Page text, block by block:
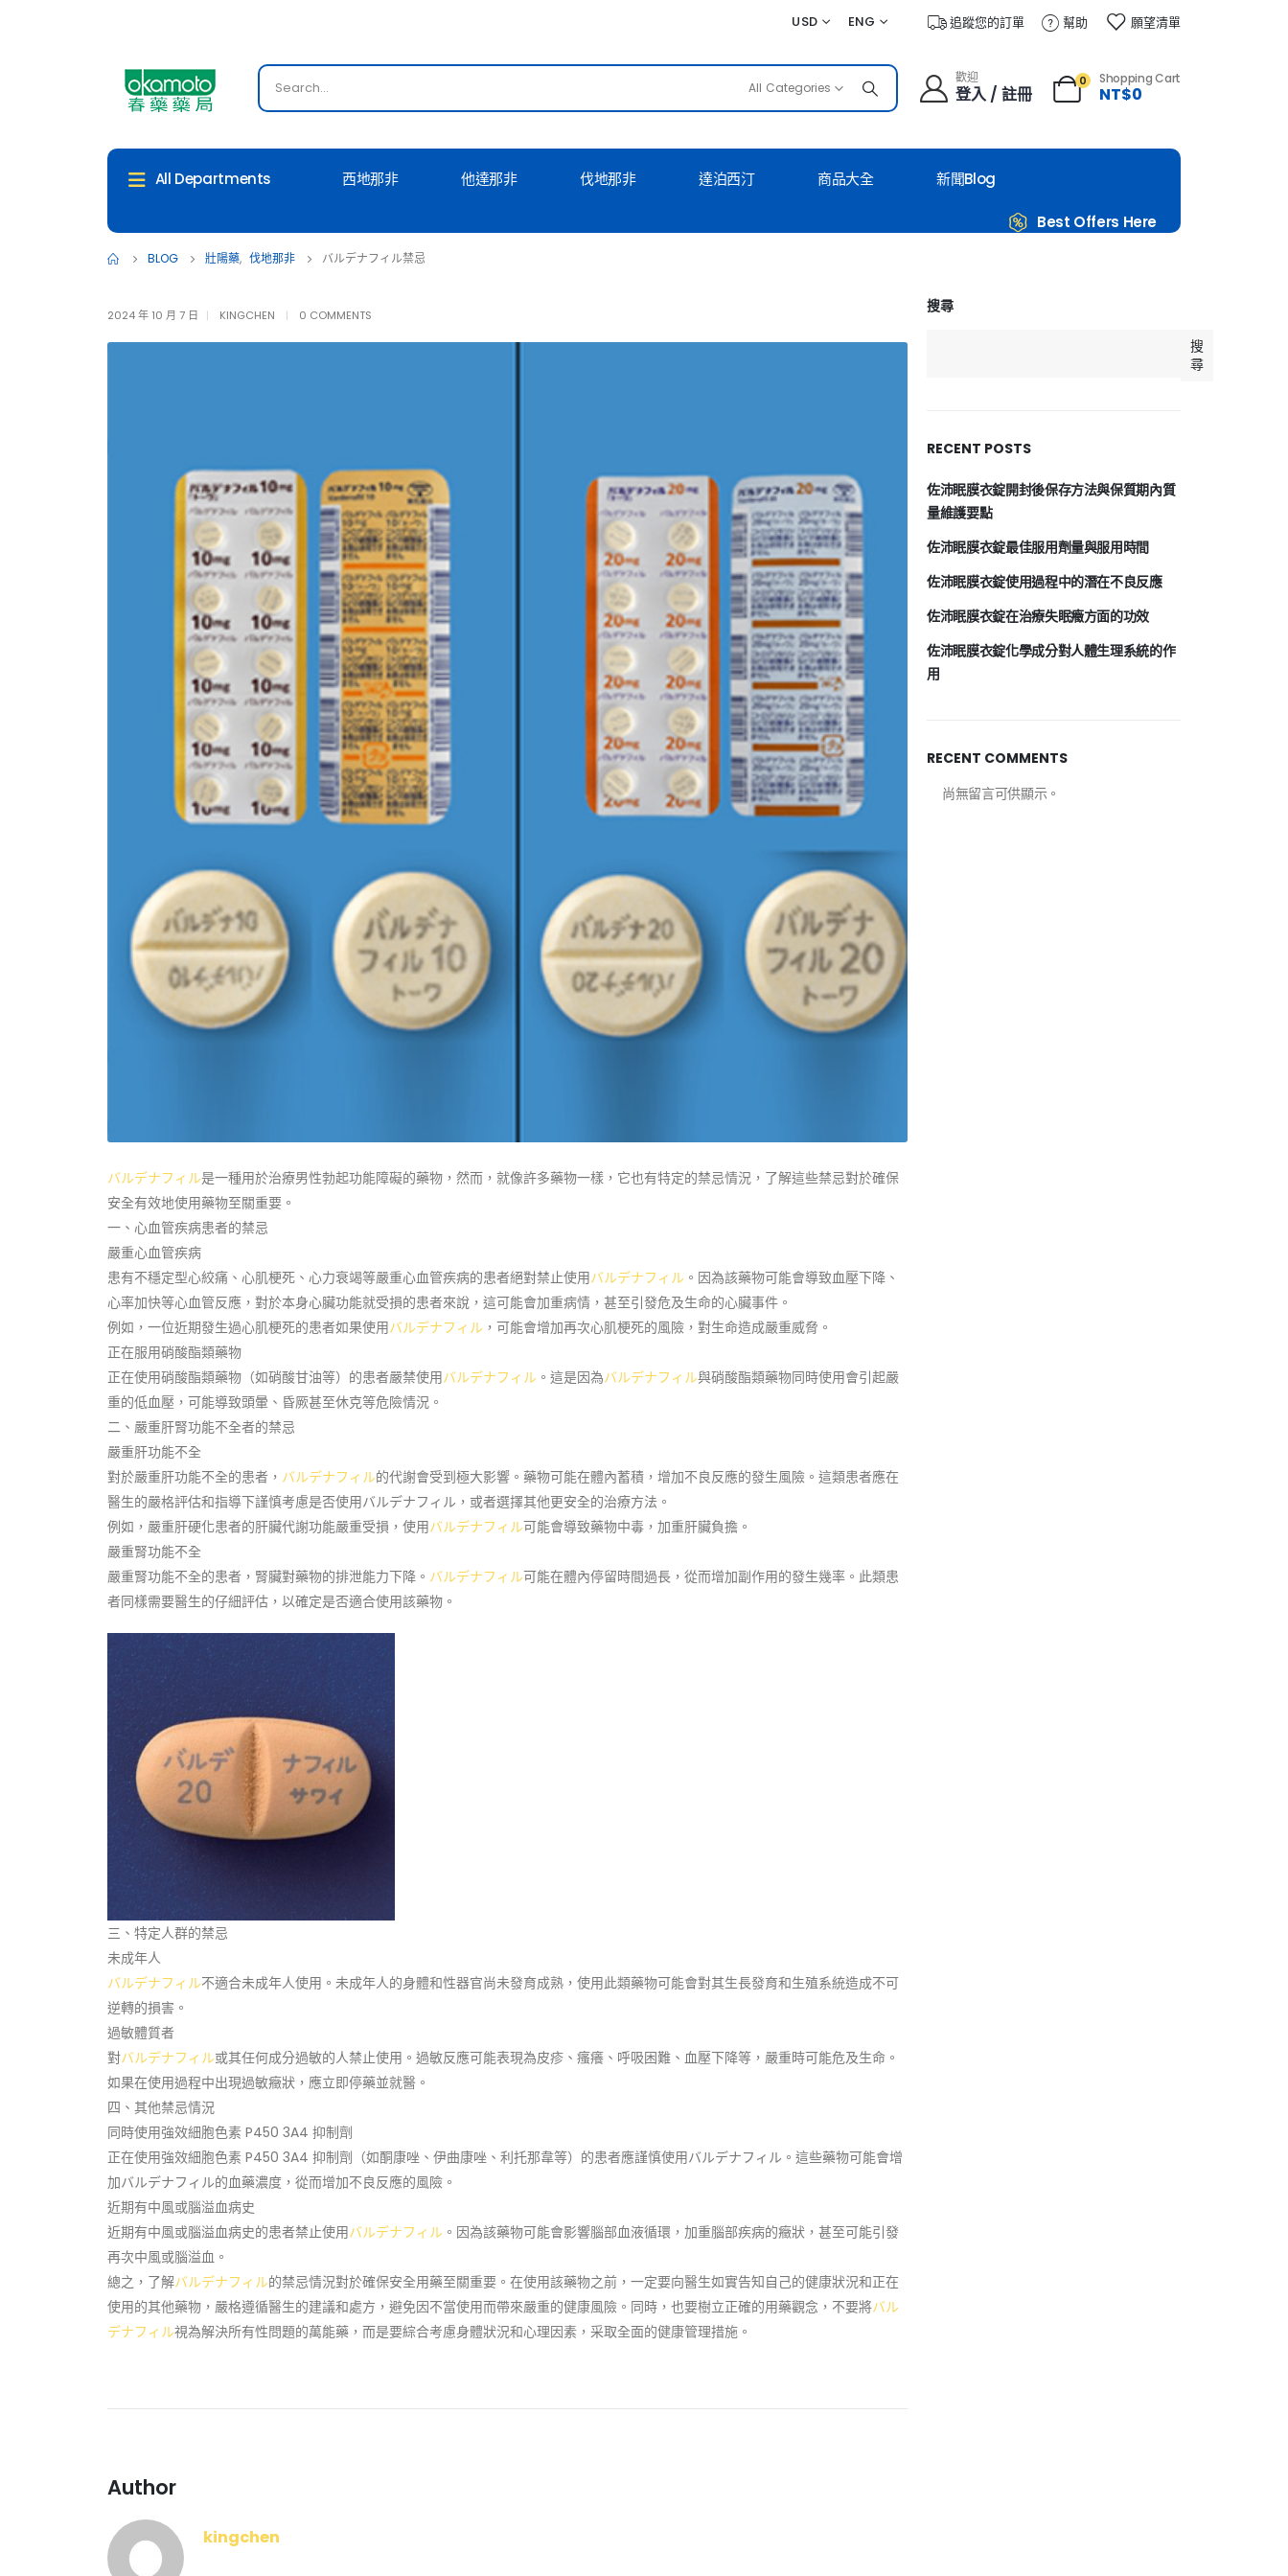
USD ENG 追蹤您的訂單 幫助 願望清單
All Categories
歡迎
登入 / 註冊
0 Shopping Cart
NT$0
All Departments 西地那非 他達那非 伐地那非 達泊西汀 商品大全 新聞Blog
Best Offers Here
BLOG 壯陽藥, 伐地那非 バルデナフィル禁忌
2024 年 10 月 7 日 KINGCHEN 0 COMMENTS
バルデナフィル是一種用於治療男性勃起功能障礙的藥物，然而，就像許多藥物一樣，它也有特定的禁忌情況，了解這些禁忌對於確保
安全有效地使用藥物至關重要。
一、心血管疾病患者的禁忌
嚴重心血管疾病
患有不穩定型心絞痛、心肌梗死、心力衰竭等嚴重心血管疾病的患者絕對禁止使用バルデナフィル 。因為該藥物可能會導致血壓下降、
心率加快等心血管反應，對於本身心臟功能就受損的患者來說，這可能會加重病情，甚至引發危及生命的心臟事件。
例如，一位近期發生過心肌梗死的患者如果使用バルデナフィル ，可能會增加再次心肌梗死的風險，對生命造成嚴重威脅。
正在服用硝酸酯類藥物
正在使用硝酸酯類藥物（如硝酸甘油等）的患者嚴禁使用バルデナフィル 。這是因為バルデナフィル與硝酸酯類藥物同時使用會引起嚴
重的低血壓，可能導致頭暈、昏厥甚至休克等危險情況。
二、嚴重肝腎功能不全者的禁忌
嚴重肝功能不全
對於嚴重肝功能不全的患者， バルデナフィル的代謝會受到極大影響。藥物可能在體內蓄積，增加不良反應的發生風險。這類患者應在
醫生的嚴格評估和指導下謹慎考慮是否使用バルデナフィル，或者選擇其他更安全的治療方法。
例如，嚴重肝硬化患者的肝臟代謝功能嚴重受損，使用バルデナフィル可能會導致藥物中毒，加重肝臟負擔。
嚴重腎功能不全
嚴重腎功能不全的患者，腎臟對藥物的排泄能力下降。 バルデナフィル可能在體內停留時間過長，從而增加副作用的發生幾率。此類患
者同樣需要醫生的仔細評估，以確定是否適合使用該藥物。
三、特定人群的禁忌
未成年人
バルデナフィル不適合未成年人使用。未成年人的身體和性器官尚未發育成熟，使用此類藥物可能會對其生長發育和生殖系統造成不可
逆轉的損害。
過敏體質者
對バルデナフィル或其任何成分過敏的人禁止使用。過敏反應可能表現為皮疹、瘙癢、呼吸困難、血壓下降等，嚴重時可能危及生命。
如果在使用過程中出現過敏癥狀，應立即停藥並就醫。
四、其他禁忌情況
同時使用強效細胞色素 P450 3A4 抑制劑
正在使用強效細胞色素 P450 3A4 抑制劑（如酮康唑、伊曲康唑、利托那韋等）的患者應謹慎使用バルデナフィル。這些藥物可能會增
加バルデナフィル的血藥濃度，從而增加不良反應的風險。
近期有中風或腦溢血病史
近期有中風或腦溢血病史的患者禁止使用バルデナフィル 。因為該藥物可能會影響腦部血液循環，加重腦部疾病的癥狀，甚至可能引發
再次中風或腦溢血。
總之，了解バルデナフィル的禁忌情況對於確保安全用藥至關重要。在使用該藥物之前，一定要向醫生如實告知自己的健康狀況和正在
使用的其他藥物，嚴格遵循醫生的建議和處方，避免因不當使用而帶來嚴重的健康風險。同時，也要樹立正確的用藥觀念，不要將バル
デナフィル視為解決所有性問題的萬能藥，而是要綜合考慮身體狀況和心理因素，采取全面的健康管理措施。
Author
kingchen
搜尋
搜
尋
RECENT POSTS
佐沛眠膜衣錠開封後保存方法與保質期內質
量維護要點
佐沛眠膜衣錠最佳服用劑量與服用時間
佐沛眠膜衣錠使用過程中的潛在不良反應
佐沛眠膜衣錠在治療失眠癥方面的功效
佐沛眠膜衣錠化學成分對人體生理系統的作
用
RECENT COMMENTS
尚無留言可供顯示。